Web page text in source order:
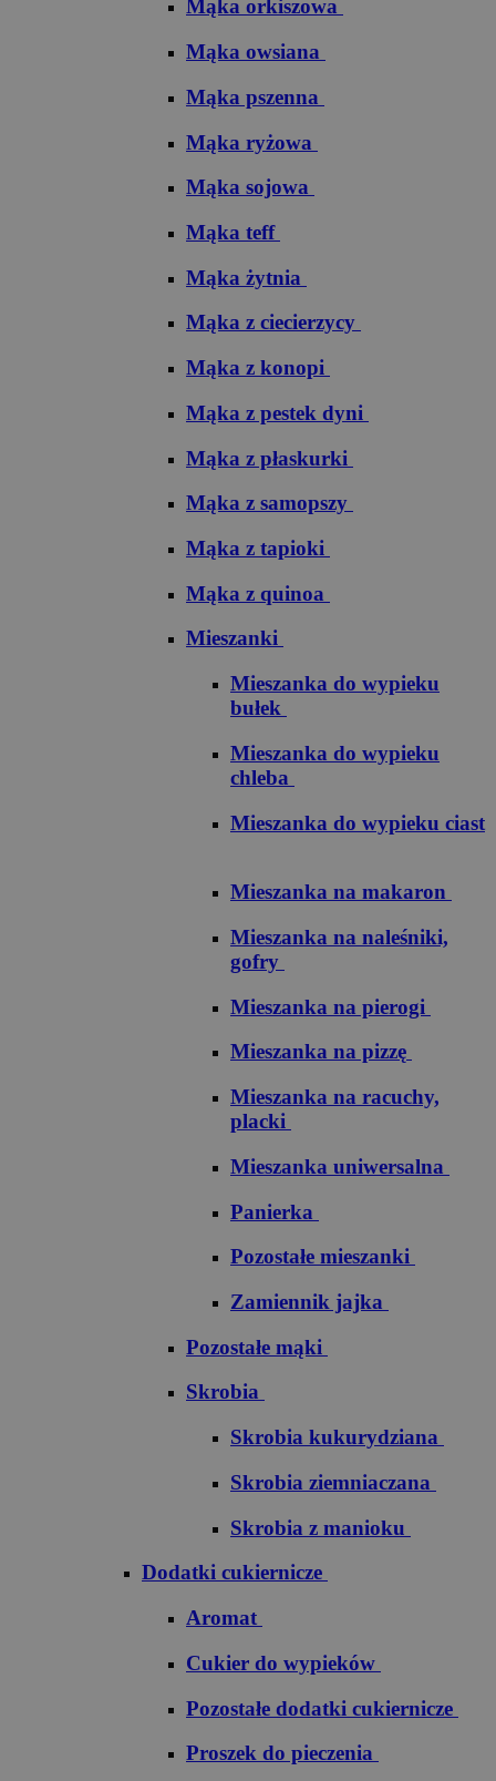
Mąka orkiszowa
Mąka owsiana
Mąka pszenna
Mąka ryżowa
Mąka sojowa
Mąka teff
Mąka żytnia
Mąka z ciecierzycy
Mąka z konopi
Mąka z pestek dyni
Mąka z płaskurki
Mąka z samopszy
Mąka z tapioki
Mąka z quinoa
Mieszanki
Mieszanka do wypieku
bułek
Mieszanka do wypieku
chleba
Mieszanka do wypieku ciast
Mieszanka na makaron
Mieszanka na naleśniki,
gofry
Mieszanka na pierogi
Mieszanka na pizzę
Mieszanka na racuchy,
placki
Mieszanka uniwersalna
Panierka
Pozostałe mieszanki
Zamiennik jajka
Pozostałe mąki
Skrobia
Skrobia kukurydziana
Skrobia ziemniaczana
Skrobia z manioku
Dodatki cukiernicze
Aromat
Cukier do wypieków
Pozostałe dodatki cukiernicze
Proszek do pieczenia